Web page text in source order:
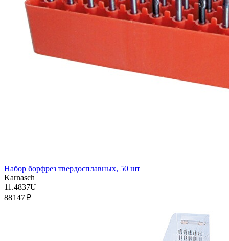
Набор борфрез твердосплавных, 50 шт
Karnasch
11.4837U
88 147 ₽